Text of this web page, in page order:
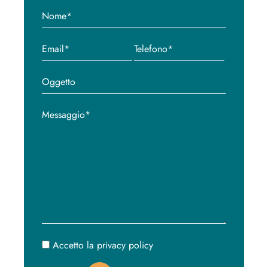
Accetto la privacy policy